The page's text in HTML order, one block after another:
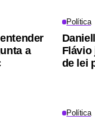
a
Política
Flávio
de lei
Política